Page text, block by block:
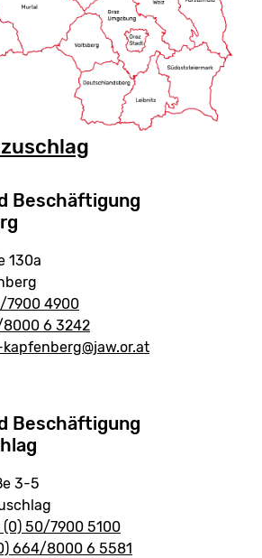
Beschäftigung
130a
7900 4900
6 3242
Beschäftigung
3-5
(0) 50/7900 5100
664/8000 6 5581